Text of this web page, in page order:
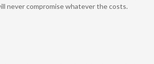
never compromise whatever the costs.